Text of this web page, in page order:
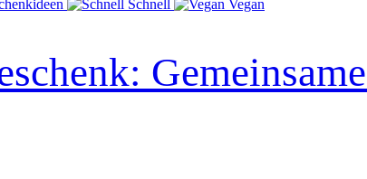
Schnell Vegan